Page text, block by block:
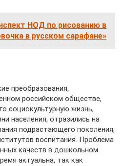
НОД по рисованию в
в русском сарафане»
преобразования,
российском обществе,
социокультурную жизнь,
населения, отразились на
подрастающего поколения,
воспитания. Проблема
качеств в дошкольном
актуальна, так как